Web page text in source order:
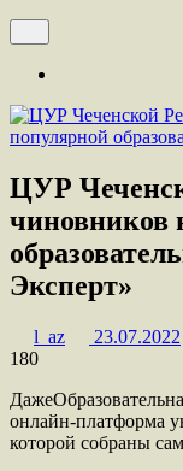
ЦУР
чиновников
Эксперт»
l_az
23.07.2022
180
онлайн-платформа
которой собраны